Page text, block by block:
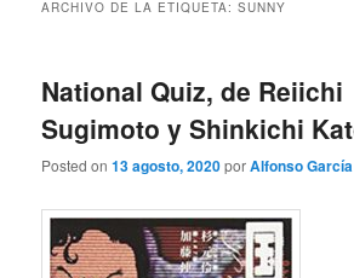
ARCHIVO DE LA ETIQUETA:SUNNY
National Quiz, de Reiichi
Sugimoto y Shinkichi
Posted on13 agosto, 2020porAlfonso García